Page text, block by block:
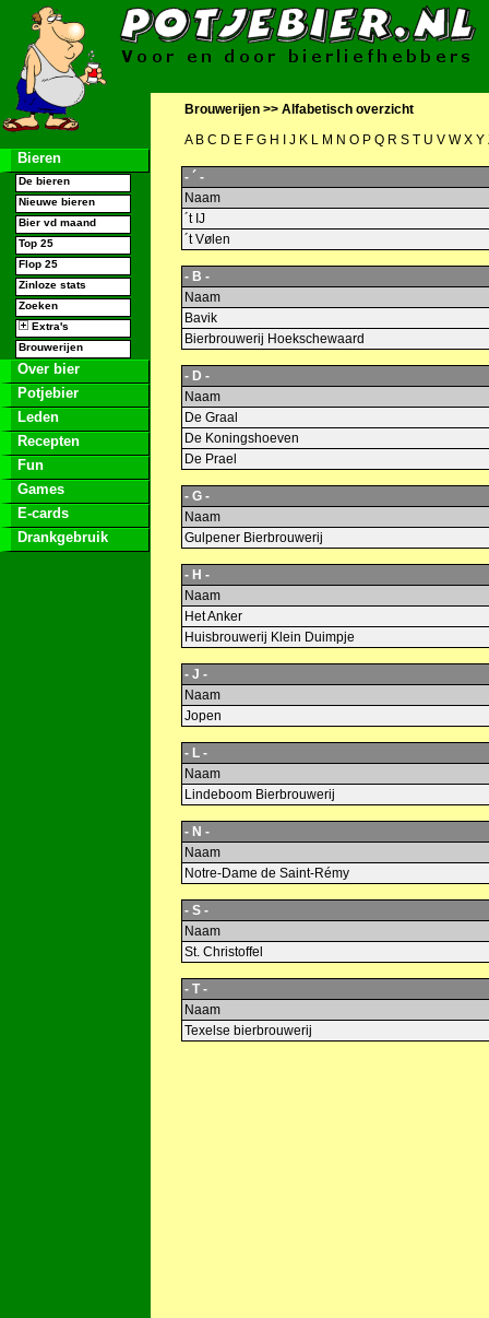
Bieren
De bieren
Nieuwe bieren
Bier vd maand
Top 25
Flop 25
Zinloze stats
Zoeken
Extra's
Brouwerijen
Over bier
Potjebier
Leden
Recepten
Fun
Games
E-cards
Drankgebruik
Brouwerijen >> Alfabetisch overzicht
A B C D E F G H J K L M N O P Q R S T U V W X Y
- ´ -
Naam
´t IJ
´t Vølen
- B -
Naam
Bavik
Bierbrouwerij Hoekschewaard
- D -
Naam
De Graal
De Koningshoeven
De Prael
- G -
Naam
Gulpener Bierbrouwerij
- H -
Naam
Het Anker
Huisbrouwerij Klein Duimpje
- J -
Naam
Jopen
- L -
Naam
Lindeboom Bierbrouwerij
- N -
Naam
Notre-Dame de Saint-Rémy
- S -
Naam
St. Christoffel
- T -
Naam
Texelse bierbrouwerij